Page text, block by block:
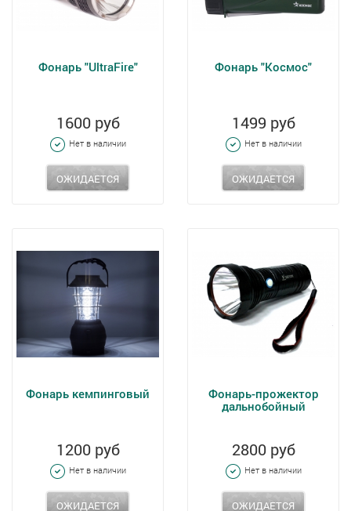
Фонарь "UltraFire"
1600 руб
Нет в наличии
ОЖИДАЕТСЯ
Фонарь "Космос"
1499 руб
Нет в наличии
ОЖИДАЕТСЯ
Фонарь кемпинговый
1200 руб
Нет в наличии
ОЖИДАЕТСЯ
Фонарь-прожектор
дальнобойный
2800 руб
Нет в наличии
ОЖИДАЕТСЯ